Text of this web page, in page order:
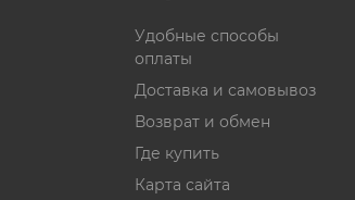
Удобные способы
оплаты
Доставка и самовывоз
Возврат и обмен
Где купить
Карта сайта